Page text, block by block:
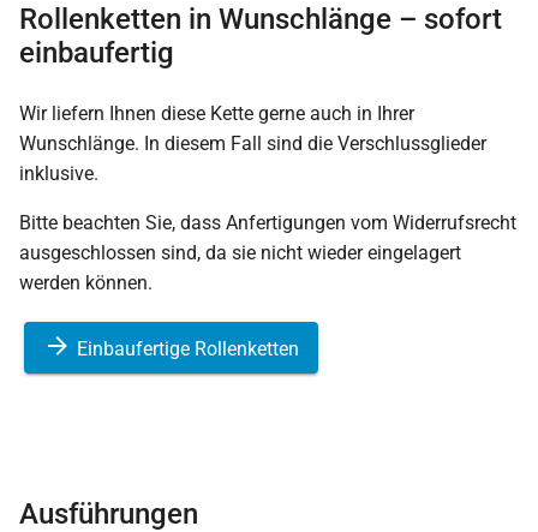
Rollenketten in Wunschlänge – sofort
einbaufertig
Wir liefern Ihnen diese Kette gerne auch in Ihrer
Wunschlänge. In diesem Fall sind die Verschlussglieder
inklusive.
Bitte beachten Sie, dass Anfertigungen vom Widerrufsrecht
ausgeschlossen sind, da sie nicht wieder eingelagert
werden können.
Einbaufertige Rollenketten
Ausführungen